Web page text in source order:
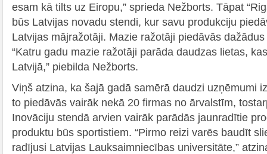
esam kā tilts uz Eiropu,” sprieda Nežborts. Tāpat
būs Latvijas novadu stendi, kur savu produkciju
Latvijas mājražotāji. Mazie ražotāji piedāvās
“Katru gadu mazie ražotāji parāda daudzas lietas,
Latvijā,” piebilda Nežborts.
Viņš atzina, ka šajā gadā samērā daudzi uzņēmumi
to piedāvās vairāk nekā 20 firmas no ārvalstīm,
Inovāciju stendā arvien vairāk parādās jaunradītie
produktu būs sportistiem. “Pirmo reizi varēs baudīt
radījusi Latvijas Lauksaimniecības universitāte,”